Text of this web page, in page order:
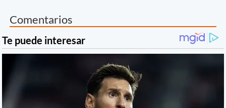
Comentarios